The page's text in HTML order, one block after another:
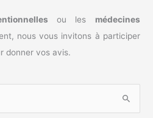
ou les médecines
nous vous invitons à participer
donner vos avis.